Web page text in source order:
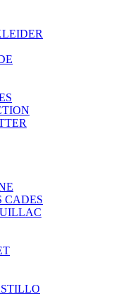
CADES